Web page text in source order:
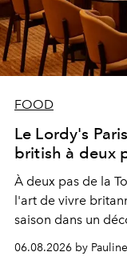
FOOD
Le Lordy's
british à deux
À deux pas de la
l'art de vivre
saison dans un
06.08.2026 by